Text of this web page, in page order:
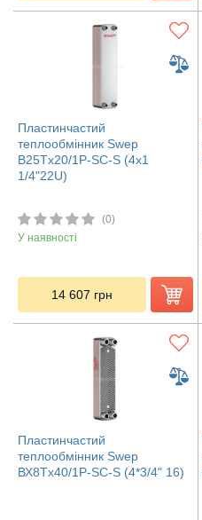
Пластинчастий
теплообмінник Swep
B25Tx20/1P-SC-S (4x1
1/4"22U)
(0)
У наявності
14 607 грн
Пластинчастий
теплообмінник Swep
ВХ8Tx40/1P-SC-S (4*3/4" 16)